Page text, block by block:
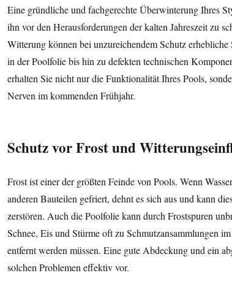
Eine gründliche und fachgerechte Überwinterung Ihres
ihn vor den Herausforderungen der kalten Jahreszeit zu
Witterung können bei unzureichendem Schutz erhebliche
in der Poolfolie bis hin zu defekten technischen
erhalten Sie nicht nur die Funktionalität Ihres Pools,
Nerven im kommenden Frühjahr.
Schutz vor Frost und
Frost ist einer der größten Feinde von Pools. Wenn
anderen Bauteilen gefriert, dehnt es sich aus und kann
zerstören. Auch die Poolfolie kann durch Frostspuren
Schnee, Eis und Stürme oft zu Schmutzansammlungen
entfernt werden müssen. Eine gute Abdeckung und ein
solchen Problemen effektiv vor.